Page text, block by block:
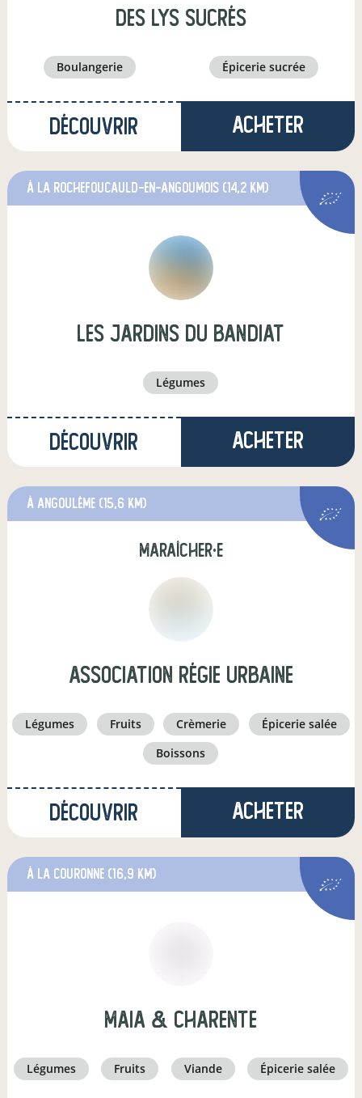
Des Lys Sucrés
boulangerie épicerie sucrée
Découvrir Acheter
à La Rochefoucauld-en-Angoumois (14,2 km)
Les Jardins du Bandiat
légumes
Découvrir Acheter
à Angoulême (15,6 km)
maraîcher·e
Association Régie Urbaine
légumes fruits crèmerie
épicerie salée
boissons
Découvrir Acheter
à La Couronne (16,9 km)
Maia & Charente
légumes fruits viande épicerie salée